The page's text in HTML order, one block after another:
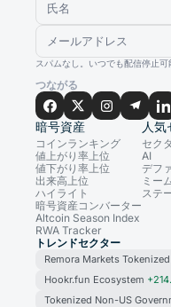
スパムなし。いつでも配信停止可
つながる
暗号資産
コインランキング
値上がり率上位
値下がり率上位
出来高上位
ハイライト
暗号資産コンバーター
Altcoin Season Index
RWA Tracker
人気
セク
AI
デフ
ミー
ステ
トレンドセクター
Remora Markets
Hookr.fun Ecosystem
Tokenized Non-US